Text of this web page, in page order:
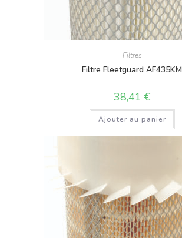
Filtres
Filtre Fleetguard AF435KM
38,41 €
Ajouter au panier